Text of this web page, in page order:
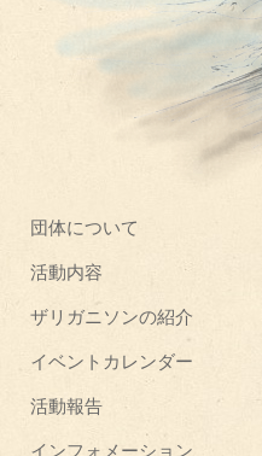
団体について
活動内容
ザリガニソンの紹介
イベントカレンダー
活動報告
インフォメーション